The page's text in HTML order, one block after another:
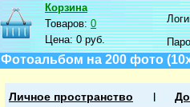
Корзина
Товаров:0
Цена:0 руб.
Фотоальбом на 200 фото
Личное пространство